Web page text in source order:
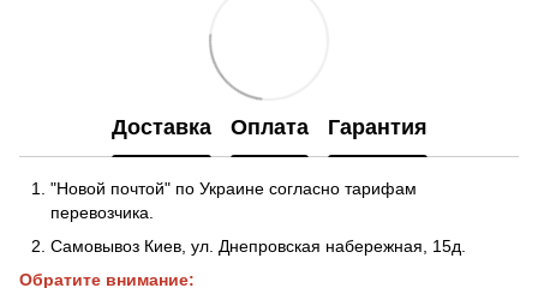
Доставка Оплата Гарантия
"Новой почтой" по Украине согласно тарифам
перевозчика.
Самовывоз Киев, ул. Днепровская набережная , 15д.
Обратите внимание: